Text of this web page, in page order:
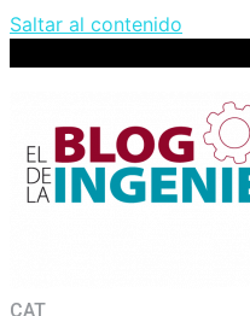
Saltar al contenido
CAT